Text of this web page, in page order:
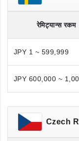
रेमिट्यान्स रकम
JPY 1 ~ 599,999
JPY 600,000 ~
Czech